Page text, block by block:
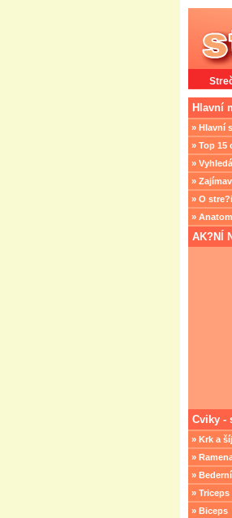
Hlavní
» Hlavní
» Top 15
»
»
» O
»
AK?NÍ
Cviky -
» Krk a
»
»
» Triceps
» Biceps